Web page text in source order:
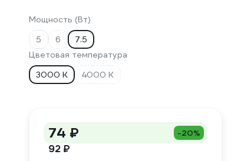
Мощность (Вт)
5
6
7.5
Цветовая температура
3000 К
4000 К
74 ₽ -20%
92 ₽